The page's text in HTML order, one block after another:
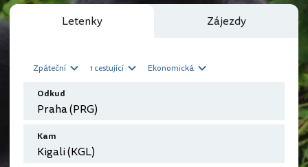
Letenky Zájezdy
Zpáteční 1 cestující Ekonomická
Odkud
Kam